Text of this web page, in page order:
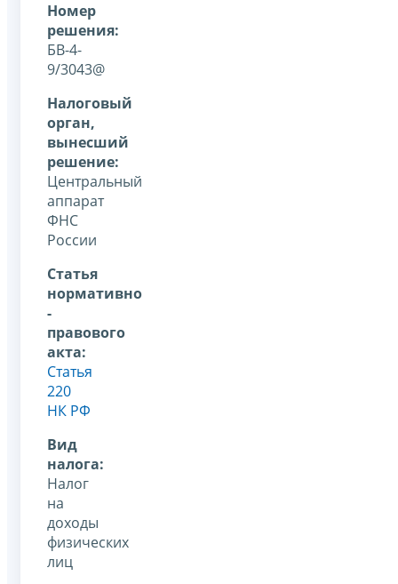
Номер
решения:
БВ-4-
9/3043@
Налоговый
орган,
вынесший
решение:
Центральный
аппарат
ФНС
России
Статья
нормативно
-
правового
акта:
Статья
220
НК РФ
Вид
налога:
Налог
на
доходы
физических
лиц